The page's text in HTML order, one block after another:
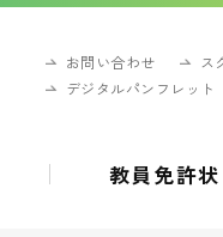
お問い合わせ ス
デジタルパンフレット
教員免許